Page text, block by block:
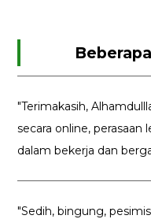
"Terimakasih,
secara online, perasaan
dalam bekerja dan
"Sedih, bingung,